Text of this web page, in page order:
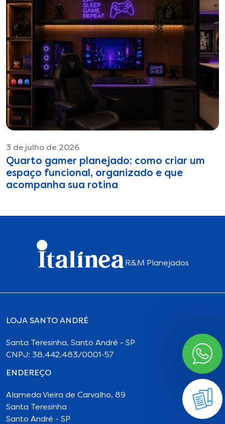
3 de julho de 2026
Quarto gamer planejado: como criar um
espaço funcional, organizado e que
acompanha sua rotina
R&M Planejados
LOJA SANTO ANDRÉ
Santa Teresinha, Santo André - SP
CNPJ: 38.442.483/0001-57
ENDEREÇO
Alameda Vieira de Carvalho, 89
Santa Teresinha
Santo André - SP